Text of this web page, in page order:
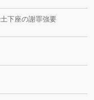
下座の謝罪強要